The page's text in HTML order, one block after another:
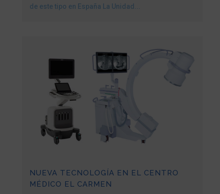
de este tipo en España La Unidad...
NUEVA TECNOLOGÍA EN EL CENTRO
MÉDICO EL CARMEN